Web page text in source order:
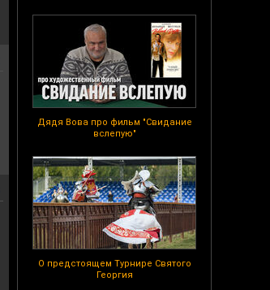
Дядя Вова про фильм "Свидание
вслепую"
О предстоящем Турнире Святого
Георгия